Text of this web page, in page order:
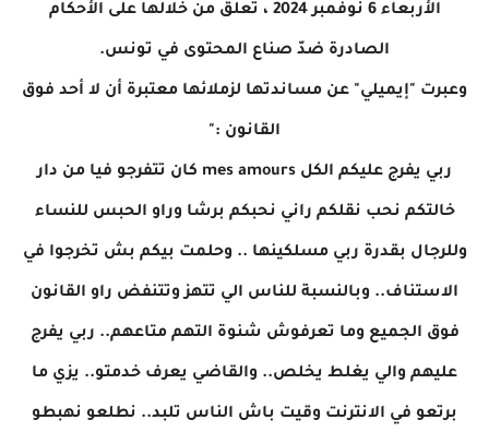
الأربعاء 6 نوفمبر 2024 ، تعلق من خلالها على الأحكام
الصادرة ضدّ صناع المحتوى في تونس.
وعبرت "إيميلي" عن مساندتها لزملائها معتبرة أن لا أحد فوق
القانون :"
ربي يفرج عليكم الكل mes amours كان تتفرجو فيا من دار
خالتكم نحب نقلكم راني نحبكم برشا وراو الحبس للنساء
وللرجال بقدرة ربي مسلكينها .. وحلمت بيكم بش تخرجوا في
الاستناف.. وبالنسبة للناس الي تتهز وتتنفض راو القانون
فوق الجميع وما تعرفوش شنوة التهم متاعهم.. ربي يفرج
عليهم والي يغلط يخلص.. والقاضي يعرف خدمتو.. يزي ما
برتعو في الانترنت وقيت باش الناس تلبد.. نطلعو نهبطو